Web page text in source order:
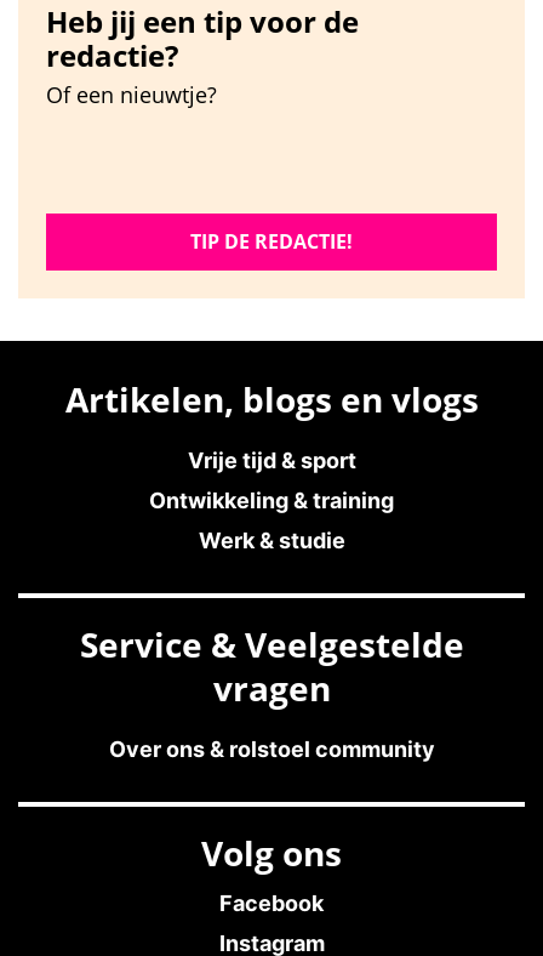
Heb jij een tip voor de
redactie?
Of een nieuwtje?
TIP DE REDACTIE!
Artikelen, blogs en vlogs
Vrije tijd & sport
Ontwikkeling & training
Werk & studie
Service & Veelgestelde
vragen
Over ons & rolstoel community
Volg ons
Facebook
Instagram